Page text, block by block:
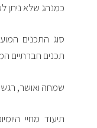
כמנהג שלא ניתן
סוג התכנים
תכנים חברתיים
שמחה ואושר,
תיעוד מחיי